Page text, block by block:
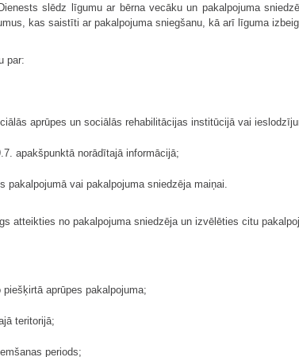
slēdz līgumu ar bērna vecāku un pakalpojuma
kas saistīti ar pakalpojuma sniegšanu, kā arī līguma
par:
aprūpes un sociālās rehabilitācijas institūcijā vai
apakšpunktā norādītajā informācijā;
vai pakalpojuma sniedzēja maiņai.
atteikties no pakalpojuma sniedzēja un izvēlēties citu
aprūpes pakalpojuma;
teritorijā;
periods;